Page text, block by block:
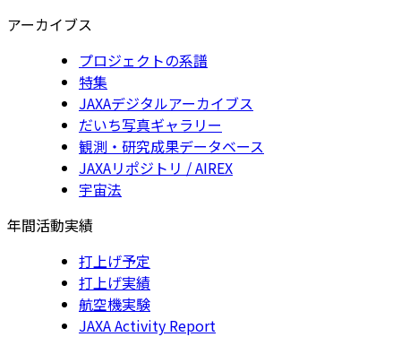
アーカイブス
プロジェクトの系譜
特集
JAXAデジタルアーカイブス
だいち写真ギャラリー
観測・研究成果データベース
JAXAリポジトリ / AIREX
宇宙法
年間活動実績
打上げ予定
打上げ実績
航空機実験
JAXA Activity Report